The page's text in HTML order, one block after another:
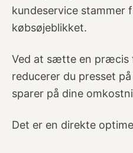
kundeservice stammer
købsøjeblikket.
Ved at sætte en præcis
reducerer du presset
sparer på dine
Det er en direkte